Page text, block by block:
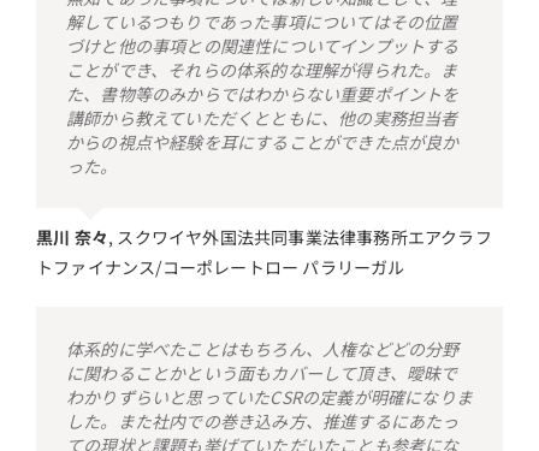
解しているつもりであった事項についてはその位置
づけと他の事項との関連性についてインプットする
ことができ、それらの体系的な理解が得られた。ま
た、書物等のみからではわからない重要ポイントを
講師から教えていただくとともに、他の実務担当者
からの視点や経験を耳にすることができた点が良か
った。
黒川 奈々, スクワイヤ外国法共同事業法律事務所エアクラフ
トファイナンス/コーポレートロー パラリーガル
体系的に学べたことはもちろん、人権などどの分野
に関わることかという面もカバーして頂き、曖昧で
わかりずらいと思っていたCSRの定義が明確になりま
した。また社内での巻き込み方、推進するにあたっ
ての現状と課題も挙げていただいたことも参考にな